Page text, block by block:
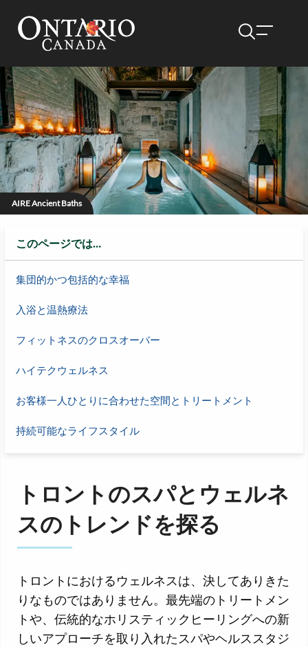
AIRE Ancient Baths
このページでは…
集団的かつ包括的な幸福
入浴と温熱療法
フィットネスのクロスオーバー
ハイテクウェルネス
お客様一人ひとりに合わせた空間とトリートメント
持続可能なライフスタイル
トロントのスパとウェルネ
スのトレンドを探る
トロントにおけるウェルネスは、決してありきた
りなものではありません。最先端のトリートメン
トや、伝統的なホリスティックヒーリングへの新
しいアプローチを取り入れたスパやヘルススタジ